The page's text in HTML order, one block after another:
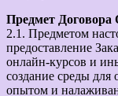
Предмет
2.1. Предметом
предоставление
онлайн-курсов и
создание среды
опытом и